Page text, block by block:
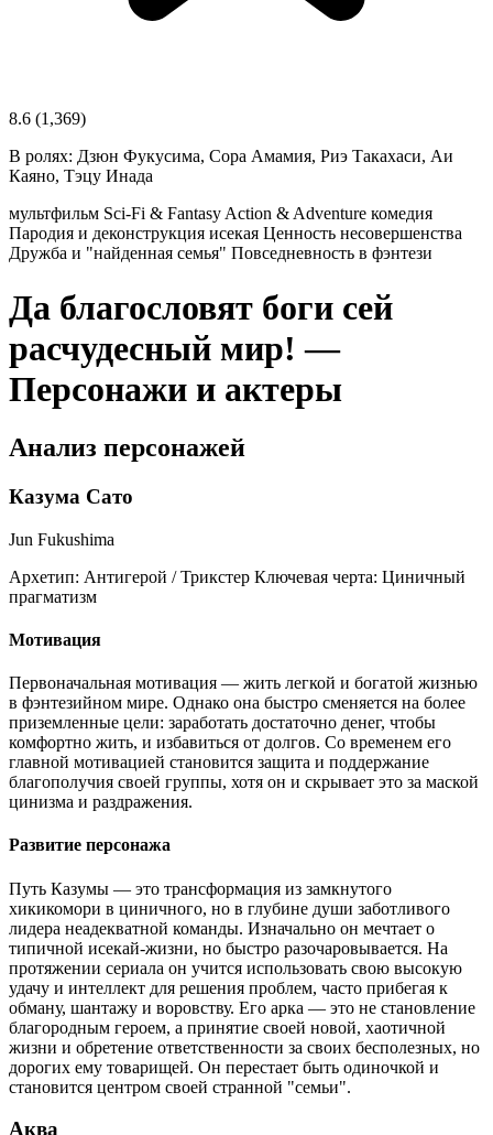
8.6 (1,369)
В ролях: Дзюн Фукусима, Сора Амамия, Риэ Такахаси, Аи
Каяно, Тэцу Инада
мультфильм Sci-Fi & Fantasy Action & Adventure комедия
Пародия и деконструкция исекая Ценность несовершенства
Дружба и "найденная семья" Повседневность в фэнтези
Да благословят боги сей
расчудесный мир! —
Персонажи и актеры
Анализ персонажей
Казума Сато
Jun Fukushima
Архетип: Антигерой / Трикстер Ключевая черта: Циничный
прагматизм
Мотивация
Первоначальная мотивация — жить легкой и богатой жизнью
в фэнтезийном мире. Однако она быстро сменяется на более
приземленные цели: заработать достаточно денег, чтобы
комфортно жить, и избавиться от долгов. Со временем его
главной мотивацией становится защита и поддержание
благополучия своей группы, хотя он и скрывает это за маской
цинизма и раздражения.
Развитие персонажа
Путь Казумы — это трансформация из замкнутого
хикикомори в циничного, но в глубине души заботливого
лидера неадекватной команды. Изначально он мечтает о
типичной исекай-жизни, но быстро разочаровывается. На
протяжении сериала он учится использовать свою высокую
удачу и интеллект для решения проблем, часто прибегая к
обману, шантажу и воровству. Его арка — это не становление
благородным героем, а принятие своей новой, хаотичной
жизни и обретение ответственности за своих бесполезных, но
дорогих ему товарищей. Он перестает быть одиночкой и
становится центром своей странной "семьи".
Аква